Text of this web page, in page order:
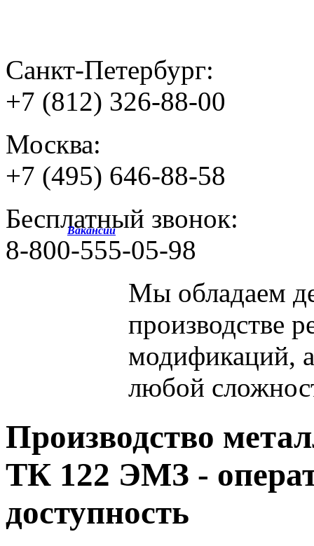
Санкт-Петербург:
+7 (812) 326-88-00
Москва:
+7 (495) 646-88-58
Бесплатный звонок:
8-800-555-05-98
Мы обладаем
производстве
модификаций,
любой
Производство
ТК 122 ЭМЗ -
доступность
Вакансии